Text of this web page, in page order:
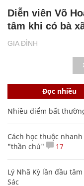
GIA ĐÌNH
Diễn viên Võ
tâm khi có bà
Đọc nhiều
Nhiều điểm bất
Cách học thuộc
"thần chú"
17
Lý Nhã Kỳ lần đầu
Sác